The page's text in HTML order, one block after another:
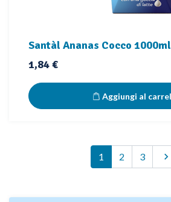
Santàl Ananas Cocco 1000ml
Prezzo
1,84 €
Aggiungi al
1 2 3 